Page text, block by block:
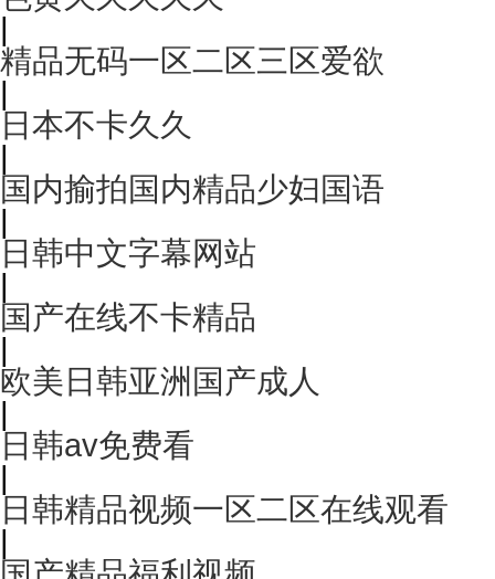
|
精品无码一区二区三区爱欲
|
日本不卡久久
|
国内揄拍国内精品少妇国语
|
日韩中文字幕网站
|
国产在线不卡精品
|
欧美日韩亚洲国产成人
|
日韩av免费看
|
日韩精品视频一区二区在线观看
|